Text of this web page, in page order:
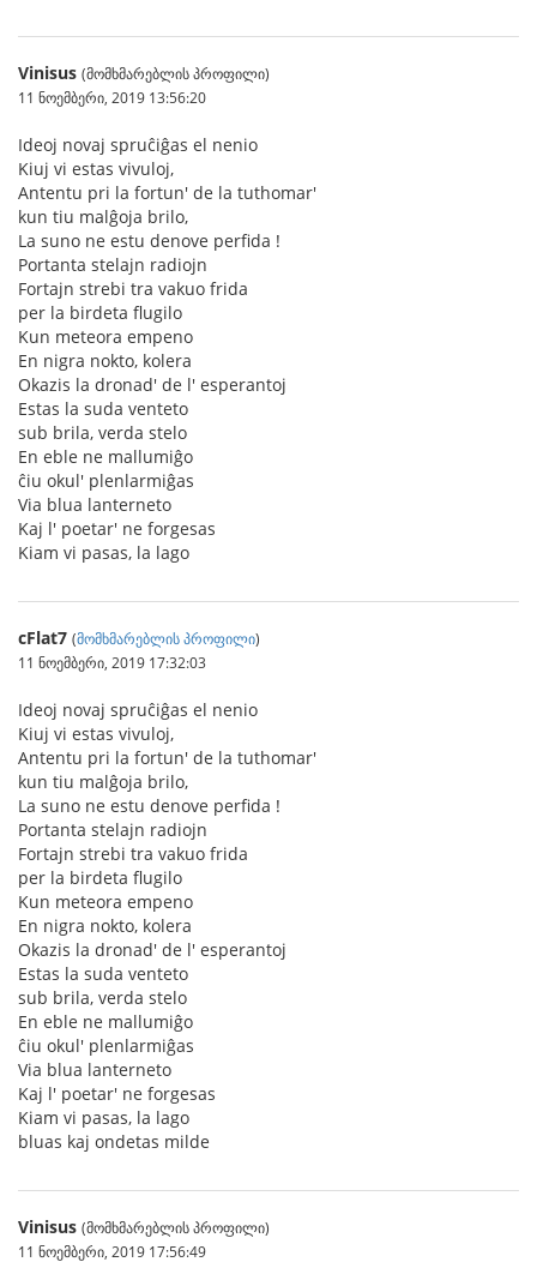
Vinisus (მომხმარებლის პროფილი)
11 ნოემბერი, 2019 13:56:20
Ideoj novaj spruĉiĝas el nenio
Kiuj vi estas vivuloj,
Antentu pri la fortun' de la tuthomar'
kun tiu malĝoja brilo,
La suno ne estu denove perfida !
Portanta stelajn radiojn
Fortajn strebi tra vakuo frida
per la birdeta flugilo
Kun meteora empeno
En nigra nokto, kolera
Okazis la dronad' de l' esperantoj
Estas la suda venteto
sub brila, verda stelo
En eble ne mallumiĝo
ĉiu okul' plenlarmiĝas
Via blua lanterneto
Kaj l' poetar' ne forgesas
Kiam vi pasas, la lago
cFlat7 (მომხმარებლის პროფილი)
11 ნოემბერი, 2019 17:32:03
Ideoj novaj spruĉiĝas el nenio
Kiuj vi estas vivuloj,
Antentu pri la fortun' de la tuthomar'
kun tiu malĝoja brilo,
La suno ne estu denove perfida !
Portanta stelajn radiojn
Fortajn strebi tra vakuo frida
per la birdeta flugilo
Kun meteora empeno
En nigra nokto, kolera
Okazis la dronad' de l' esperantoj
Estas la suda venteto
sub brila, verda stelo
En eble ne mallumiĝo
ĉiu okul' plenlarmiĝas
Via blua lanterneto
Kaj l' poetar' ne forgesas
Kiam vi pasas, la lago
bluas kaj ondetas milde
Vinisus (მომხმარებლის პროფილი)
11 ნოემბერი, 2019 17:56:49